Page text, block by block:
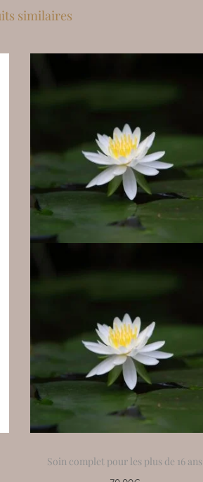
similaires
Soin complet pour les plus de 16 ans